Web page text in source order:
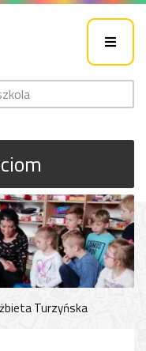
Turzyńska